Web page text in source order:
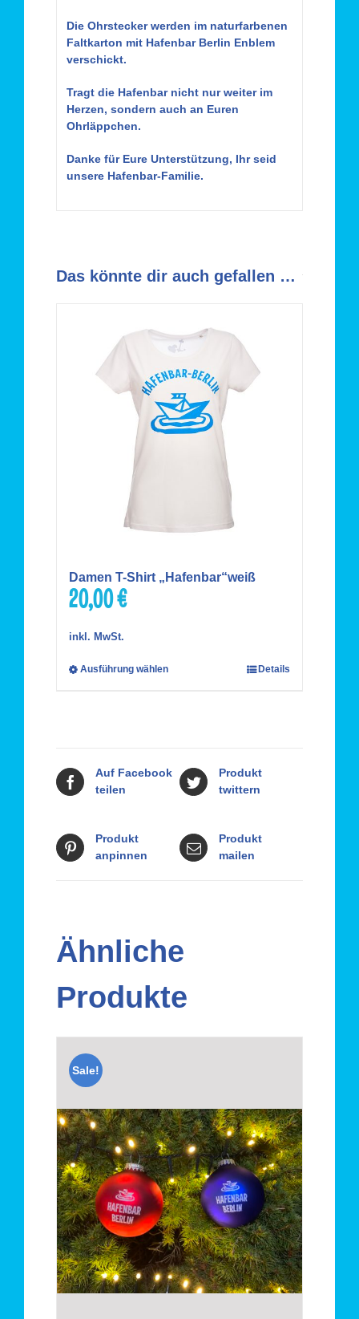
Die Ohrstecker werden im naturfarbenen
Faltkarton mit Hafenbar Berlin Enblem
verschickt.
Tragt die Hafenbar nicht nur weiter im
Herzen, sondern auch an Euren
Ohrläppchen.
Danke für Eure Unterstützung, Ihr seid
unsere Hafenbar-Familie.
Das könnte dir auch gefallen …
Damen T-Shirt „Hafenbar“weiß
20,00€
inkl. MwSt.
Ausführung wählen Details
Auf Facebook
teilen
Produkt
twittern
Produkt
anpinnen
Produkt
mailen
Ähnliche
Produkte
Sale!